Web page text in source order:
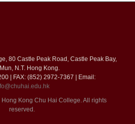
80 Castle Peak Road, Castle Peak Bay,
N.T. Hong Kong.
| FAX: (852) 2972-7367 | Email:
Kong Chu Hai College. All rights
reserved.